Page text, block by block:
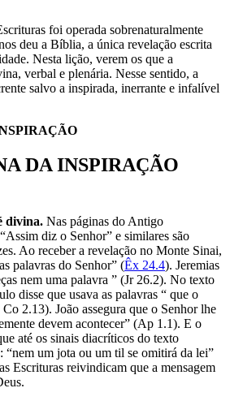
foi operada sobrenaturalmente
deu a Bíblia, a única revelação escrita
Nesta lição, verem os que a
verbal e plenária. Nesse sentido, a
salvo a inspirada, inerrante e infalível
DA INSPIRAÇÃO
divina. Nas páginas do Antigo
diz o Senhor” e similares são
Ao receber a revelação no Monte Sinai,
palavras do Senhor” (Êx 24.4). Jeremias
nem uma palavra ” (Jr 26.2). No texto
disse que usava as palavras “ que o
2.13). João assegura que o Senhor lhe
devem acontecer” (Ap 1.1). E o
até os sinais diacríticos do texto
“nem um jota ou um til se omitirá da lei”
Escrituras reivindicam que a mensagem